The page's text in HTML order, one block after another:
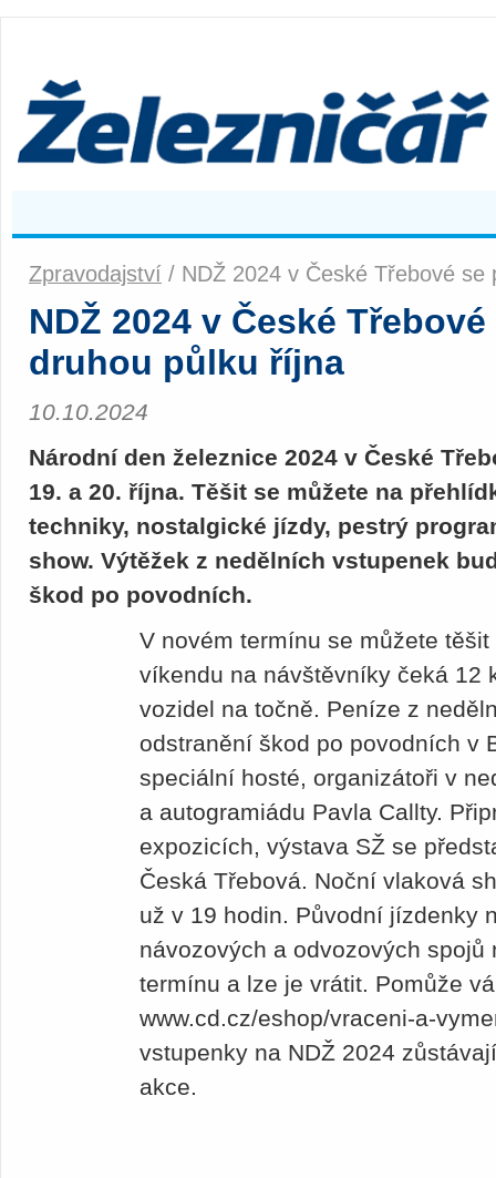
Zpravodajství / NDŽ 2024 v České Třebové
NDŽ 2024 v České
druhou půlku října
10.10.2024
Národní den železnice 2024 v České
19. a 20. října. Těšit se můžete na
techniky, nostalgické jízdy, pestrý
show. Výtěžek z nedělních vstupenek
škod po povodních.
V novém termínu se můžete
víkendu na návštěvníky čeká 12
vozidel na točně. Peníze z
odstranění škod po povodních v
speciální hosté, organizátoři v
a autogramiádu Pavla Callty.
expozicích, výstava SŽ se
Česká Třebová. Noční vlaková
už v 19 hodin. Původní jízdenky
návozových a odvozových
termínu a lze je vrátit. Pomůže
www.cd.cz/eshop/vraceni-a-
vstupenky na NDŽ 2024
akce.